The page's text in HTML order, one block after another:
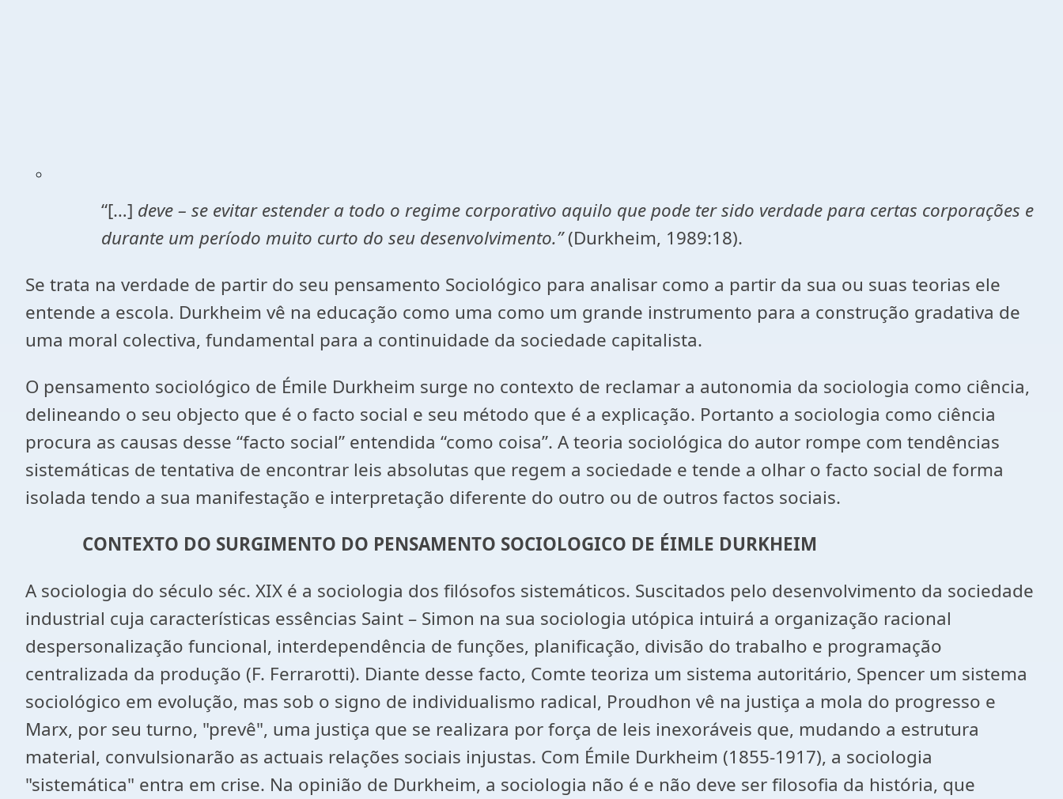
“[…] deve – se evitar estender a todo o regime corporativo aquilo que pode ter sido verdade para certas corporações e
durante um período muito curto do seu desenvolvimento.”(Durkheim, 1989:18).
Se trata na verdade de partir do seu pensamento Sociológico para analisar como a partir da sua ou suas teorias ele
entende a escola. Durkheim vê na educação como uma como um grande instrumento para a construção gradativa de
uma moral colectiva, fundamental para a continuidade da sociedade capitalista.
O pensamento sociológico de Émile Durkheim surge no contexto de reclamar a autonomia da sociologia como ciência,
delineando o seu objecto que é o facto social e seu método que é a explicação. Portanto a sociologia como ciência
procura as causas desse “facto social” entendida “como coisa”. A teoria sociológica do autor rompe com tendências
sistemáticas de tentativa de encontrar leis absolutas que regem a sociedade e tende a olhar o facto social de forma
isolada tendo a sua manifestação e interpretação diferente do outro ou de outros factos sociais.
CONTEXTO DO SURGIMENTO DO PENSAMENTO SOCIOLOGICO DE ÉIMLE DURKHEIM
A sociologia do século séc. XIX é a sociologia dos filósofos sistemáticos. Suscitados pelo desenvolvimento da sociedade
industrial cuja características essências Saint – Simon na sua sociologia utópica intuirá a organização racional
despersonalização funcional, interdependência de funções, planificação, divisão do trabalho e programação
centralizada da produção (F. Ferrarotti). Diante desse facto, Comte teoriza um sistema autoritário, Spencer um sistema
sociológico em evolução, mas sob o signo de individualismo radical, Proudhon vê na justiça a mola do progresso e
Marx, por seu turno, "prevê", uma justiça que se realizara por força de leis inexoráveis que, mudando a estrutura
material, convulsionarão as actuais relações sociais injustas. Com Émile Durkheim (1855-1917), a sociologia
"sistemática" entra em crise. Na opinião de Durkheim, a sociologia não é e não deve ser filosofia da história, que